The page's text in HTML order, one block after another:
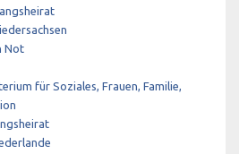
Not
für Soziales, Frauen, Familie,